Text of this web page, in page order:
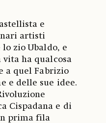
e
artisti
zio Ubaldo, e
vita ha qualcosa
a quel Fabrizio
e delle sue idee.
Cispadana e di
prima fila